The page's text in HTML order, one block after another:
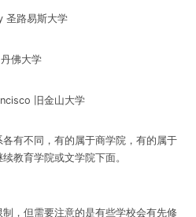
圣路易斯大学
佛大学
旧金山大学
有不同，有的属于商学院，有的属于
教育学院或文学院下面。
，但需要注意的是有些学校会有先修